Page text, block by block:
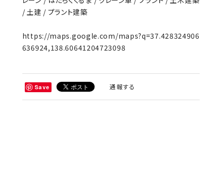
/ 土建 / プラント建築
https://maps.google.com/maps?q=37.428324906
636924,138.60641204723098
Save 通報する